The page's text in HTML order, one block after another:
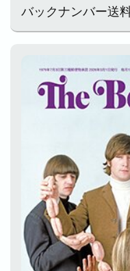
バックナンバー送